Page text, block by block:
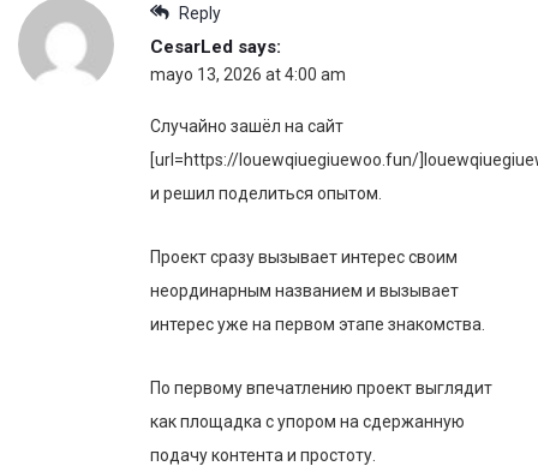
Reply
CesarLed says:
mayo 13, 2026 at 4:00 am
Случайно зашёл на сайт
[url=https://louewqiuegiuewoo.fun/
и решил поделиться опытом.
Проект сразу вызывает интерес своим
неординарным названием и вызывает
интерес уже на первом этапе знакомства.
По первому впечатлению проект выглядит
как площадка с упором на сдержанную
подачу контента и простоту.